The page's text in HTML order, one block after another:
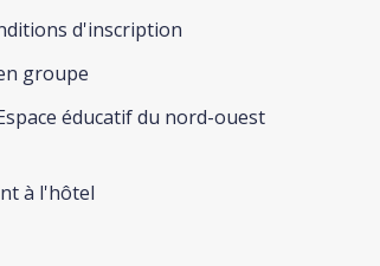
d'inscription
groupe
éducatif du nord-ouest
à l'hôtel